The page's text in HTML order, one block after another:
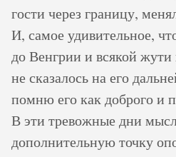
гости через границу,
И, самое удивительное,
до Венгрии и всякой жути
не сказалось на его
помню его как доброго и
В эти тревожные дни
дополнительную точку